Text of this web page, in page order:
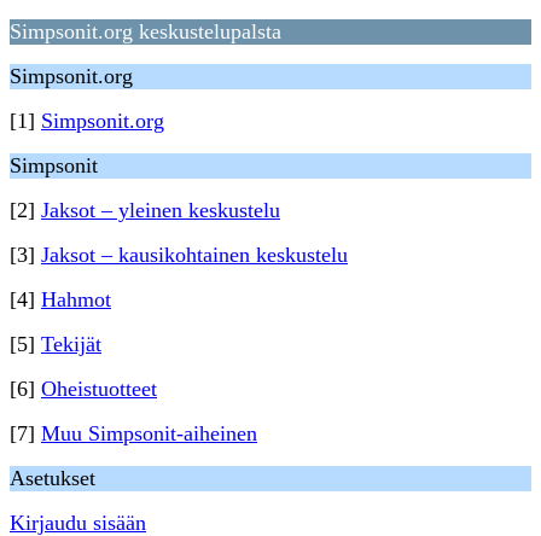
Simpsonit.org keskustelupalsta
Simpsonit.org
[1] Simpsonit.org
Simpsonit
[2] Jaksot – yleinen keskustelu
[3] Jaksot – kausikohtainen keskustelu
[4] Hahmot
[5] Tekijät
[6] Oheistuotteet
[7] Muu Simpsonit-aiheinen
Asetukset
Kirjaudu sisään